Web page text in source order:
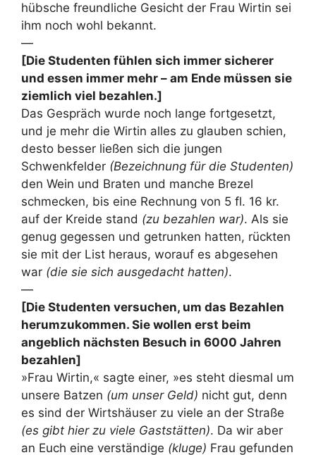
hübsche freundliche Gesicht der Frau Wirtin sei
ihm noch wohl bekannt.
—
[Die Studenten fühlen sich immer sicherer
und essen immer mehr – am Ende müssen sie
ziemlich viel bezahlen.]
Das Gespräch wurde noch lange fortgesetzt,
und je mehr die Wirtin alles zu glauben schien,
desto besser ließen sich die jungen
Schwenkfelder (Bezeichnung für die Studenten)
den Wein und Braten und manche Brezel
schmecken, bis eine Rechnung von 5 fl. 16 kr.
auf der Kreide stand (zu bezahlen war). Als sie
genug gegessen und getrunken hatten, rückten
sie mit der List heraus, worauf es abgesehen
war (die sie sich ausgedacht hatten).
—
[Die Studenten versuchen, um das Bezahlen
herumzukommen. Sie wollen erst beim
angeblich nächsten Besuch in 6000 Jahren
bezahlen]
»Frau Wirtin,« sagte einer, »es steht diesmal um
unsere Batzen (um unser Geld) nicht gut, denn
es sind der Wirtshäuser zu viele an der Straße
(es gibt hier zu viele Gaststätten). Da wir aber
an Euch eine verständige (kluge) Frau gefunden